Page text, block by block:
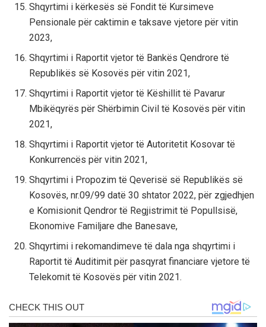
Shqyrtimi i kërkesës së Fondit të Kursimeve
Pensionale për caktimin e taksave vjetore për vitin
2023,
Shqyrtimi i Raportit vjetor të Bankës Qendrore të
Republikës së Kosovës për vitin 2021,
Shqyrtimi i Raportit vjetor të Këshillit të Pavarur
Mbikëqyrës për Shërbimin Civil të Kosovës për vitin
2021,
Shqyrtimi i Raportit vjetor të Autoritetit Kosovar të
Konkurrencës për vitin 2021,
Shqyrtimi i Propozim të Qeverisë së Republikës së
Kosovës, nr.09/99 datë 30 shtator 2022, për zgjedhjen
e Komisionit Qendror të Regjistrimit të Popullsisë,
Ekonomive Familjare dhe Banesave,
Shqyrtimi i rekomandimeve të dala nga shqyrtimi i
Raportit të Auditimit për pasqyrat financiare vjetore të
Telekomit të Kosovës për vitin 2021.